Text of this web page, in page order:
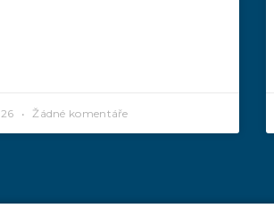
Žádné komentáře